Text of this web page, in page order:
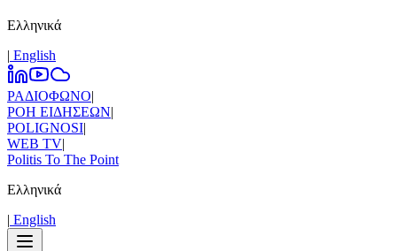
Ελληνικά
| Εnglish
ΡΑΔΙΟΦΩΝΟ|
ΡΟΗ ΕΙΔΗΣΕΩΝ|
POLIGNOSI|
WEB TV|
Politis To The Point
Ελληνικά
| Εnglish